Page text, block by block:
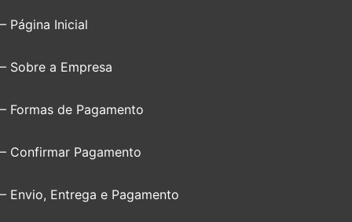
– Página Inicial
– Sobre a Empresa
– Formas de Pagamento
– Confirmar Pagamento
– Envio, Entrega e Pagamento